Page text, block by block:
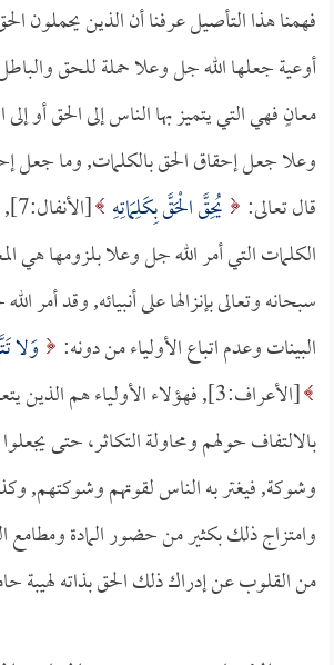
فهمنا هذا التأصيل عرفنا أن الذين يحملون
أوعية جعلها الله جل وعلا حملة للحق
معانٍ فهي التي يتميز بها الناس إلى الحق أو
وعلا جعل إحقاق الحق بالكلمات, وما جعل
قال تعالى:
يُحِقَّ الْحَقَّ بِكَلِمَاتِهِ
الكلمات التي أمر الله جل وعلا بلزومها هي
سبحانه وتعالى بإنزالها على أنبيائه, وقد أمر
البينات وعدم اتباع الأولياء من دونه:
وَلا
[الأعراف:3], فهؤلاء الأولياء هم
بالالتفاف حولهم ومحاولة التكاثر، حتى
وشوكة, فيغتر به الناس لقوتهم وشوكتهم,
وامتزاج ذلك بكثير من حضور المادة ومطامع
من القلوب عن إدراك ذلك الحق بذاته لهيبة